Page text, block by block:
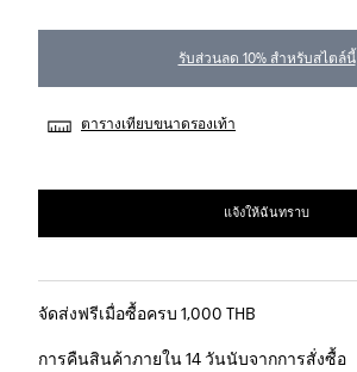
รับส่วนลด 10% สำหรับสไตล์นี้
ตารางเทียบขนาดรองเท้า
แจ้งให้ฉันทราบ
จัดส่งฟรีเมื่อซื้อครบ 1,000 THB
การคืนสินค้าภายใน 14 วันนับจากการสั่งซื้อ